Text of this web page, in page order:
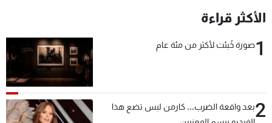
الأكثر قراءة
1صورة خُبئت لأكثر من مئة عام
2بعد واقعة الضرب... كارمن لبس تضع هذا